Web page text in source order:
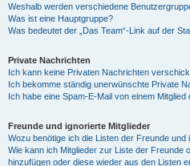
Weshalb werden verschiedene
Was ist eine Hauptgruppe?
Was bedeutet der „Das Team“-Link auf der
Private Nachrichten
Ich kann keine Privaten Nachrichten
Ich bekomme ständig unerwünschte Private
Ich habe eine Spam-E-Mail von einem
Freunde und ignorierte Mitglieder
Wozu benötige ich die Listen der Freunde und
Wie kann ich Mitglieder zur Liste der Freunde
hinzufügen oder diese wieder aus den Listen